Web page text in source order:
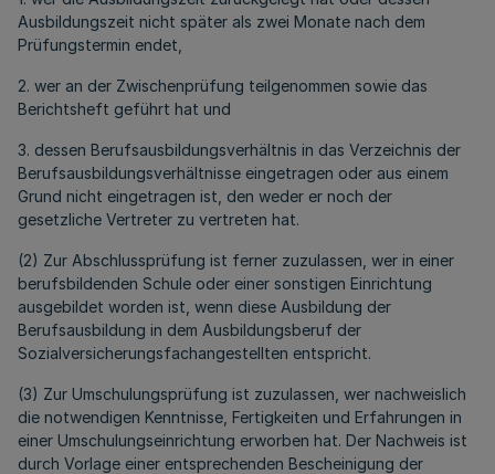
Ausbildungszeit nicht später als zwei Monate nach dem
Prüfungstermin endet,
2. wer an der Zwischenprüfung teilgenommen sowie das
Berichtsheft geführt hat und
3. dessen Berufsausbildungsverhältnis in das Verzeichnis der
Berufsausbildungsverhältnisse eingetragen oder aus einem
Grund nicht eingetragen ist, den weder er noch der
gesetzliche Vertreter zu vertreten hat.
(2) Zur Abschlussprüfung ist ferner zuzulassen, wer in einer
berufsbildenden Schule oder einer sonstigen Einrichtung
ausgebildet worden ist, wenn diese Ausbildung der
Berufsausbildung in dem Ausbildungsberuf der
Sozialversicherungsfachangestellten entspricht.
(3) Zur Umschulungsprüfung ist zuzulassen, wer nachweislich
die notwendigen Kenntnisse, Fertigkeiten und Erfahrungen in
einer Umschulungseinrichtung erworben hat. Der Nachweis ist
durch Vorlage einer entsprechenden Bescheinigung der